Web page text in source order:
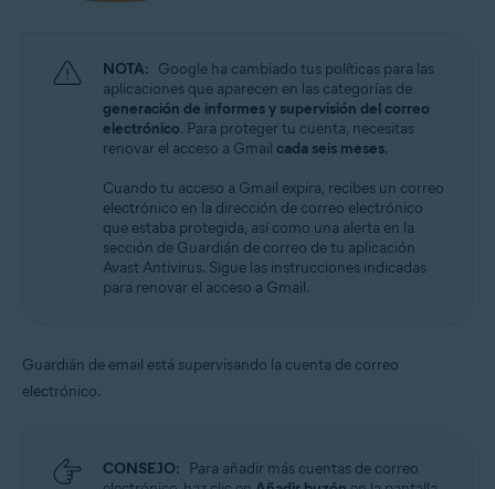
NOTA: Google ha cambiado tus políticas para las
aplicaciones que aparecen en las categorías de
generación de informes y supervisión del correo
electrónico. Para proteger tu cuenta, necesitas
renovar el acceso a Gmail cada seis meses.
Cuando tu acceso a Gmail expira, recibes un correo
electrónico en la dirección de correo electrónico
que estaba protegida, así como una alerta en la
sección de Guardián de correo de tu aplicación
Avast Antivirus. Sigue las instrucciones indicadas
para renovar el acceso a Gmail.
Guardián de email está supervisando la cuenta de correo
electrónico.
CONSEJO: Para añadir más cuentas de correo